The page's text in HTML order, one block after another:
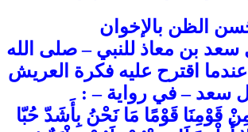
الظن بالإخوان
بن معاذ للنبي – صلى الله
اقترح عليه فكرة العريش
سعد – في رواية – :
مِنْ قَوْمِنَا قَوْمًا مَا نَحْنُ بِأَشَدّ حُبّا